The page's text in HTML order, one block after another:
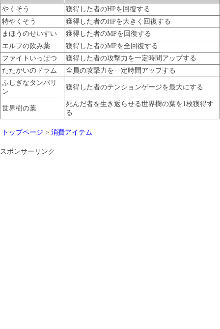
やくそう
獲得した者のHPを回復する
特やくそう
獲得した者のHPを大きく回復する
まほうのせいすい
獲得した者のMPを回復する
エルフの飲み薬
獲得した者のMPを全回復する
ファイトいっぱつ
獲得した者の攻撃力を一定時間アップする
たたかいのドラム
全員の攻撃力を一定時間アップする
ふしぎなタンバリ
ン
獲得した者のテンションゲージを最大にする
世界樹の葉
死んだ者を生き返らせる世界樹の葉を1枚獲得す
る
トップページ > 消費アイテム
スポンサーリンク